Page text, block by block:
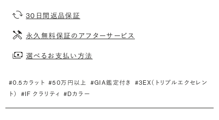
30日間返品保証
永久無料保証のアフターサービス
選べるお支払い方法
#0.5カラット #50万円以上 #GIA鑑定付き
#3EX（トリプルエクセレン
ト）
#IF クラリティ #Dカラー